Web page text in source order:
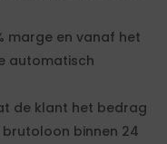
marge en vanaf het
automatisch
de klant het bedrag
binnen 24